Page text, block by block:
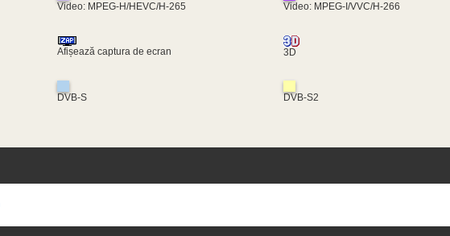
Video: MPEG-H/HEVC/H-265 Video: MPEG-I/VVC/H-266
Afișează captura de ecran 3D
DVB-S DVB-S2